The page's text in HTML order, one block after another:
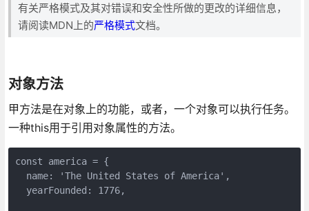
有关严格模式及其对错误和安全性所做的更改的详细信息，
请阅读MDN上的严格模式文档。
对象方法
甲方法是在对象上的功能，或者，一个对象可以执行任务。
一种this用于引用对象属性的方法。
const america = {
  name: 'The United States of America',
  yearFounded: 1776,